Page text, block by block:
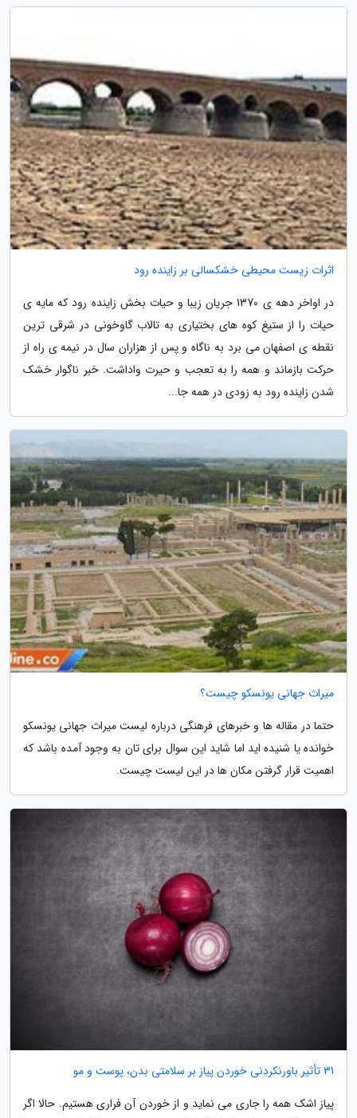
اثرات زیست محیطی خشکسالی بر زاینده رود
در اواخر دهه ی 1370 جریان زیبا و حیات بخش زاینده رود که مایه ی
حیات را از ستیغ کوه های بختیاری به تالاب گاوخونی در شرقی ترین
نقطه ی اصفهان می برد به ناگاه و پس از هزاران سال در نیمه ی راه از
حرکت بازماند و همه را به تعجب و حیرت واداشت. خبر ناگوار خشک
شدن زاینده رود به زودی در همه جا...
میراث جهانی یونسکو چیست؟
حتما در مقاله ها و خبرهای فرهنگی درباره لیست میراث جهانی یونسکو
خوانده یا شنیده اید اما شاید این سوال برای تان به وجود آمده باشد که
اهمیت قرار گرفتن مکان ها در این لیست چیست.
31 تأثیر باورنکردنی خوردن پیاز بر سلامتی بدن، پوست و مو
پیاز اشک همه را جاری می نماید و از خوردن آن فراری هستیم. حالا اگر